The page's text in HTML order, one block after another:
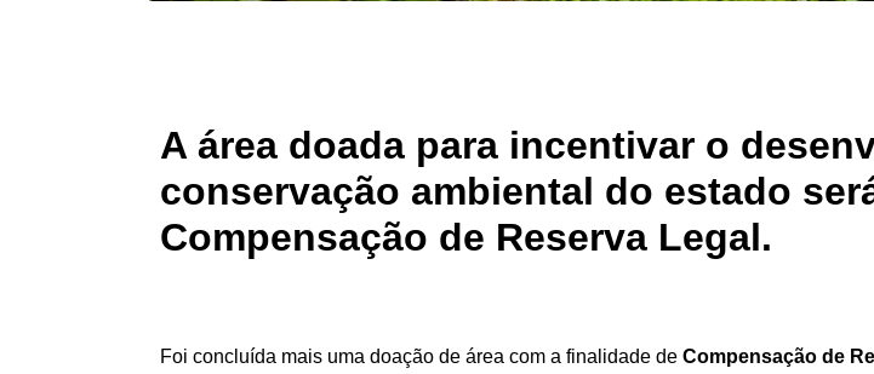
A área doada para incentivar o
conservação ambiental do estado
Compensação de Reserva Legal.
Foi concluída mais uma doação de área com a finalidade de Compensação de